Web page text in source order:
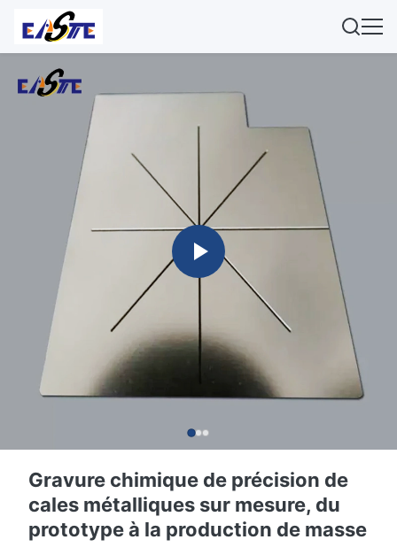
Gravure chimique de précision de
cales métalliques sur mesure, du
prototype à la production de masse